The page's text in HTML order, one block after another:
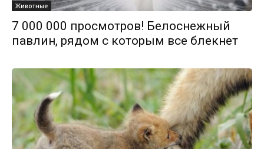
Животные
7 000 000 просмотров! Белоснежный
павлин, рядом с которым все блекнет